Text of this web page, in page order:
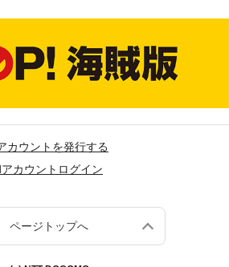
カウントを発行する
カウントログイン
ページトップへ